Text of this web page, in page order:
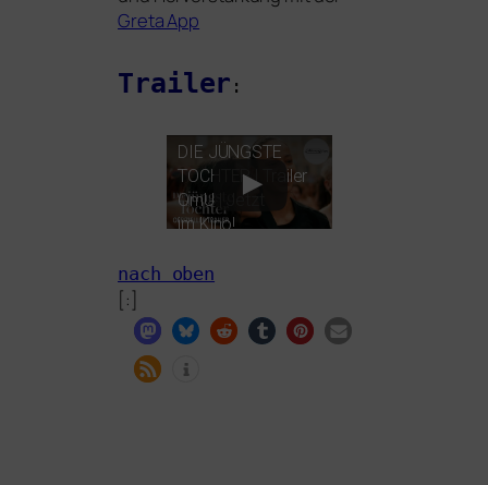
Greta App
Trailer :
DIE JÜNGSTE
TOCHTER| Trailer
OmU | Jetzt
im Kino!
nach oben
[:]